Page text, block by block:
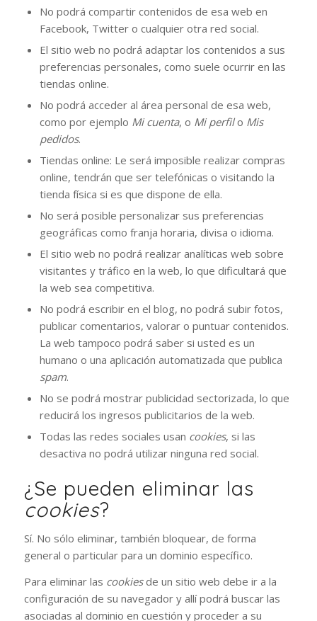
No podrá compartir contenidos de esa web en
Facebook, Twitter o cualquier otra red social.
El sitio web no podrá adaptar los contenidos a sus
preferencias personales, como suele ocurrir en las
tiendas online.
No podrá acceder al área personal de esa web,
como por ejemplo Mi cuenta, o Mi perfilo Mis
pedidos.
Tiendas online: Le será imposible realizar compras
online, tendrán que ser telefónicas o visitando la
tienda física si es que dispone de ella.
No será posible personalizar sus preferencias
geográficas como franja horaria, divisa o idioma.
El sitio web no podrá realizar analíticas web sobre
visitantes y tráfico en la web, lo que dificultará que
la web sea competitiva.
No podrá escribir en el blog, no podrá subir fotos,
publicar comentarios, valorar o puntuar contenidos.
La web tampoco podrá saber si usted es un
humano o una aplicación automatizada que publica
spam.
No se podrá mostrar publicidad sectorizada, lo que
reducirá los ingresos publicitarios de la web.
Todas las redes sociales usan cookies, si las
desactiva no podrá utilizar ninguna red social.
¿Se pueden eliminar las
cookies?
Sí. No sólo eliminar, también bloquear, de forma
general o particular para un dominio específico.
Para eliminar las cookiesde un sitio web debe ir a la
configuración de su navegador y allí podrá buscar las
asociadas al dominio en cuestión y proceder a su